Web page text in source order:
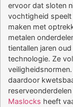
ervoor dat sloten
vochtigheid speelt
maken met
metalen
tientallen jaren
technologie. Ze
daardoor
Maslocks heeft